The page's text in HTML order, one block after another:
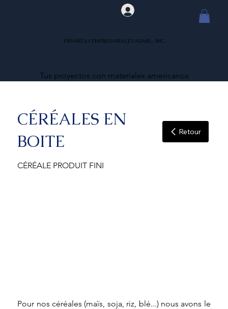
FINANZAS EMPRESARIALES SUARL, INC.
Tus proyectos con materiales americanos
CÉRÉALES EN
BOITE
CÉRÉALE PRODUIT FINI
Retour
Pour nos céréales (maïs, soja, riz, blé...) nous avons le